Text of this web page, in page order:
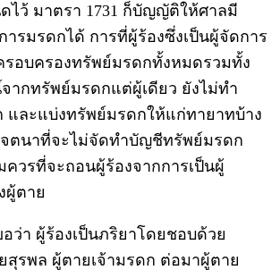
ไว้ มาตรา 1731 ก็บัญญัติให้ศาลมี
รมรดกได้ การที่ผู้ร้องซึ่งเป็นผู้จัดการ
รอบครองทรัพย์มรดกทั้งหมดรวมทั้ง
ากทรัพย์มรดกแต่ผู้เดียว ยังไม่ทำ
ละแบ่งทรัพย์มรดกให้แก่ทายาทบ้าง
จตนาที่จะไม่จัดทำบัญชีทรัพย์มรดก
ควรที่จะถอนผู้ร้องจากการเป็นผู้
ผู้ตาย
ว่า ผู้ร้องเป็นภริยาโดยชอบด้วย
สุรพล ผู้ตายเจ้ามรดก ต่อมาผู้ตาย